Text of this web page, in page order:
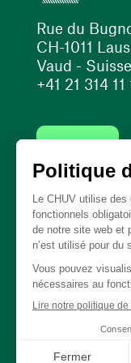
Rue du
CH-1011
Vaud - Suisse
+41 21 314 11
(ouvre